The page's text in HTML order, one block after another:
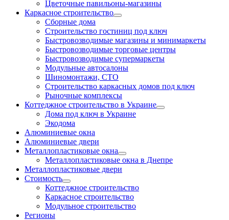
Цветочные павильоны-магазины
Каркасное строительство
Сборные дома
Строительство гостиниц под ключ
Быстровозводимые магазины и минимаркеты
Быстровозводимые торговые центры
Быстровозводимые супермаркеты
Модульные автосалоны
Шиномонтажи, СТО
Строительство каркасных домов под ключ
Рыночные комплексы
Коттеджное строительство в Украине
Дома под ключ в Украине
Экодома
Алюминиевые окна
Алюминиевые двери
Металлопластиковые окна
Металлопластиковые окна в Днепре
Металлопластиковые двери
Стоимость
Коттеджное строительство
Каркасное строительство
Модульное строительство
Регионы